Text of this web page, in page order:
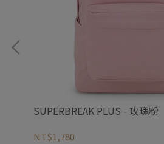
SUPERBREAK PLUS - 玫瑰粉
NT$1,780